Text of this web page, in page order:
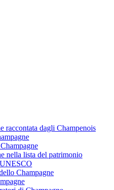
raccontata dagli Champenois
nella lista del patrimonio
Champagne